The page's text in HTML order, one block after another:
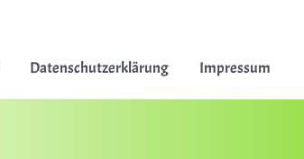
Datenschutzerklärung Impressum